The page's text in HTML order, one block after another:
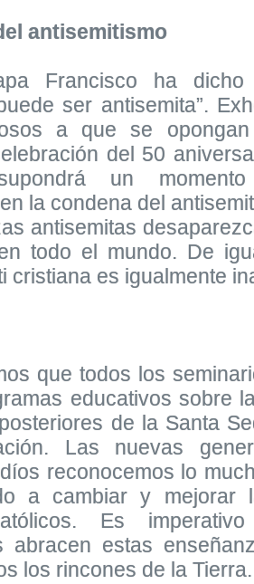
antisemitismo
Francisco ha dicho
ser antisemita”.
a que se
del 50
un momento
la condena del
antisemitas
todo el mundo. De
cristiana es igualmente
que todos los
educativos sobre
de la Santa
Las nuevas
reconocemos lo
a cambiar y mejorar
Es
abracen estas
los rincones de la Tierra.